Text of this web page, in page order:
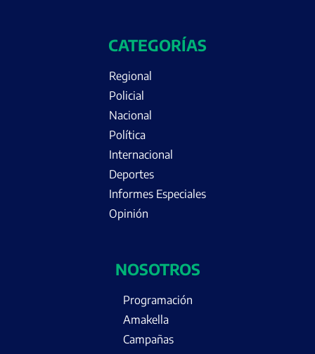
CATEGORÍAS
Regional
Policial
Nacional
Política
Internacional
Deportes
Informes Especiales
Opinión
NOSOTROS
Programación
Amakella
Campañas